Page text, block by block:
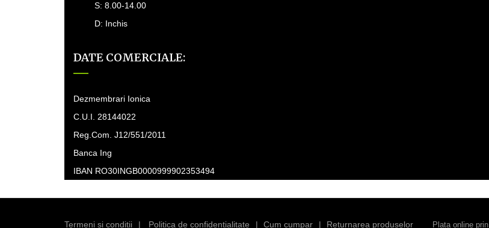
S: 8.00-14.00
D: Inchis
DATE COMERCIALE:
Dezmembrari Ionica
C.U.I. 28144022
Reg.Com. J12/551/2011
Banca Ing
IBAN RO30INGB0000999902353494
Termeni si conditii Politica de confidențialitate Cum cumpar Returnarea produselor Plata online prin